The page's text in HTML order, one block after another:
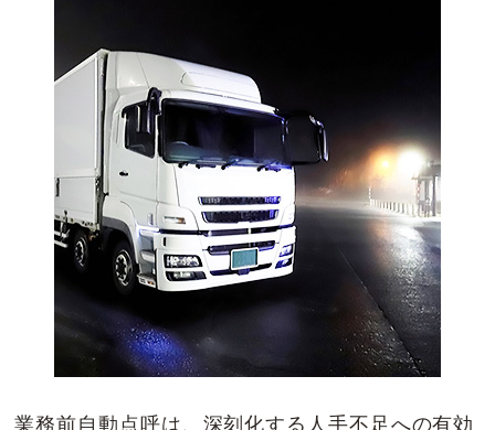
業務前自動点呼は、深刻化する人手不足への有効